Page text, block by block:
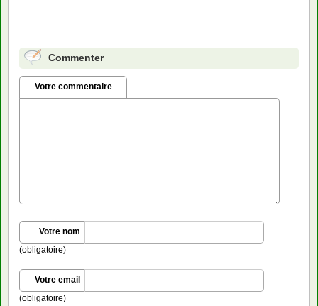
Commenter
Votre commentaire
Votre nom
(obligatoire)
Votre email
(obligatoire)